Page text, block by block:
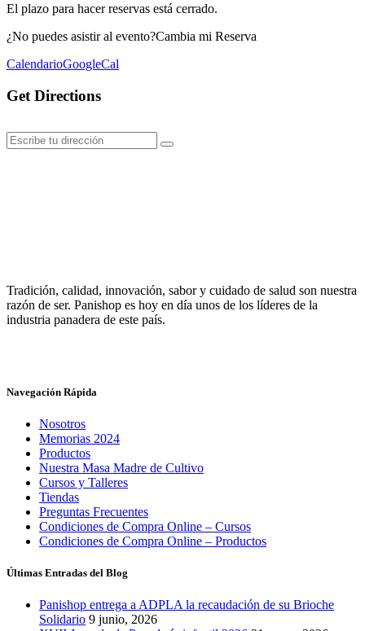
El plazo para hacer reservas está cerrado.
¿No puedes asistir al evento?Cambia mi Reserva
CalendarioGoogleCal
Get Directions
Tradición, calidad, innovación, sabor y cuidado de salud son nuestra
razón de ser. Panishop es hoy en día unos de los líderes de la
industria panadera de este país.
Navegación Rápida
Nosotros
Memorias 2024
Productos
Nuestra Masa Madre de Cultivo
Cursos y Talleres
Tiendas
Preguntas Frecuentes
Condiciones de Compra Online – Cursos
Condiciones de Compra Online – Productos
Últimas Entradas del Blog
Panishop entrega a ADPLA la recaudación de su Brioche
Solidario 9 junio, 2026